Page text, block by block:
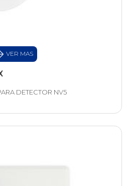
VER MAS
DETECTOR NV5